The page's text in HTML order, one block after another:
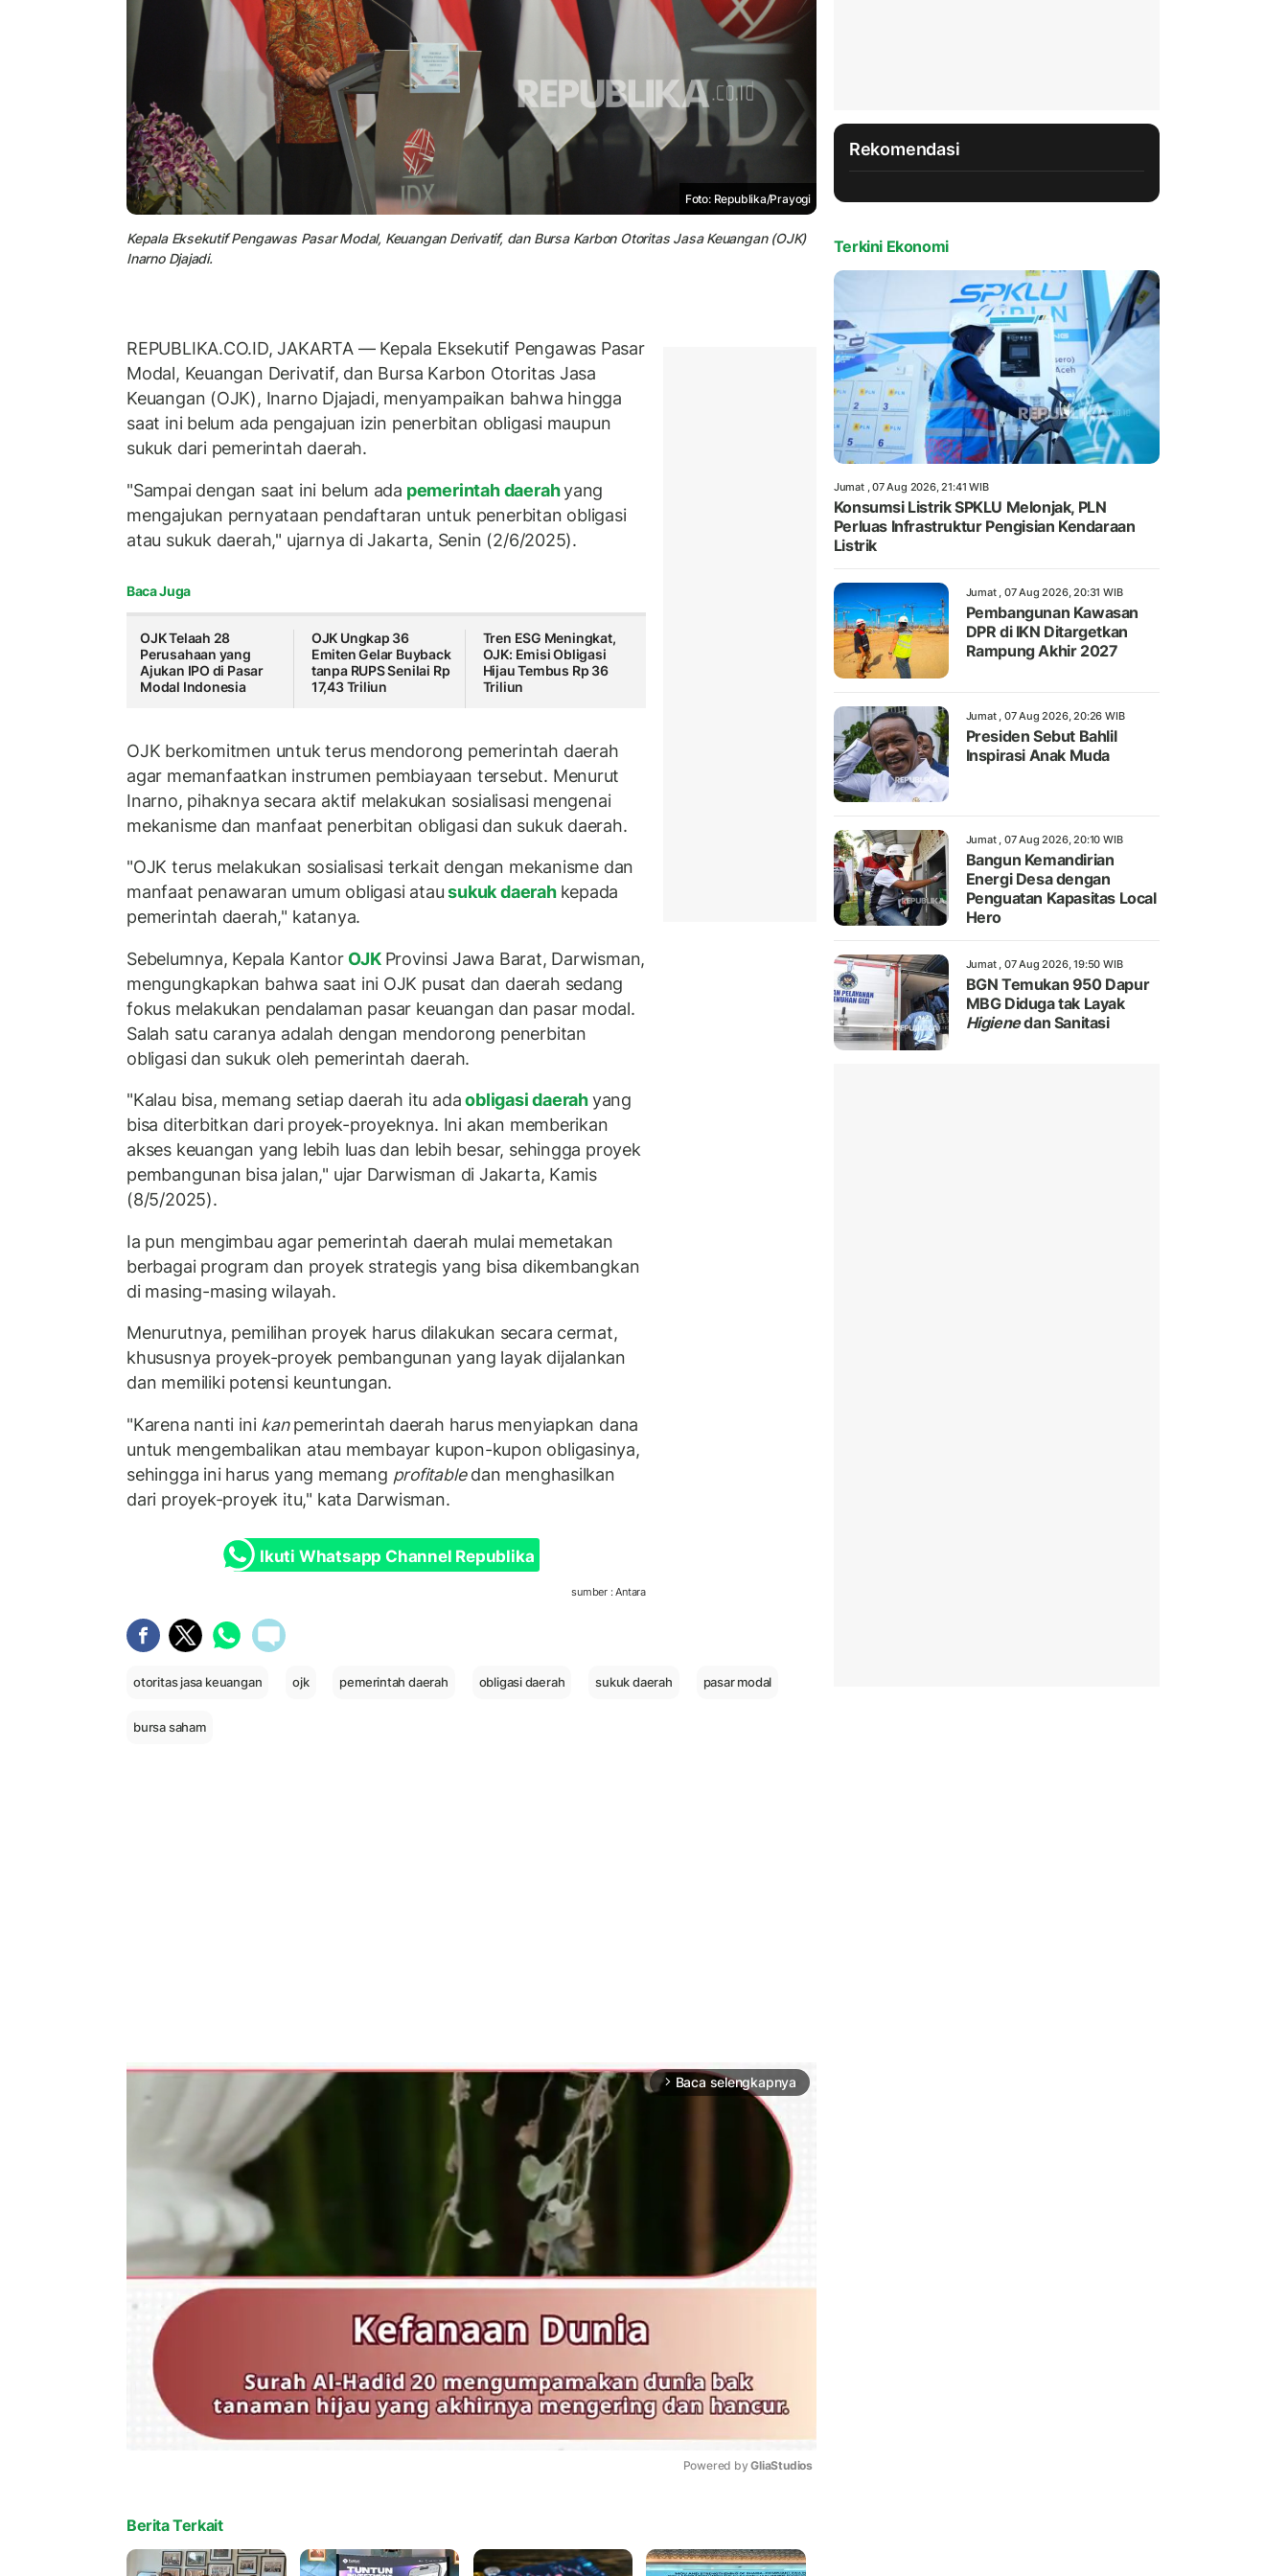
Foto: Republika/Prayogi
Kepala Eksekutif Pengawas Pasar Modal, Keuangan Derivatif, dan Bursa Karbon Otoritas Jasa Keuangan (OJK)
Inarno Djajadi.
REPUBLIKA.CO.ID, JAKARTA — Kepala Eksekutif Pengawas Pasar
Modal, Keuangan Derivatif, dan Bursa Karbon Otoritas Jasa
Keuangan (OJK), Inarno Djajadi, menyampaikan bahwa hingga
saat ini belum ada pengajuan izin penerbitan obligasi maupun
sukuk dari pemerintah daerah.
"Sampai dengan saat ini belum ada pemerintah daerahyang
mengajukan pernyataan pendaftaran untuk penerbitan obligasi
atau sukuk daerah," ujarnya di Jakarta, Senin (2/6/2025).
Baca Juga
OJK Telaah 28
Perusahaan yang
Ajukan IPO di Pasar
Modal Indonesia
OJK Ungkap 36
Emiten Gelar Buyback
tanpa RUPS Senilai Rp
17,43 Triliun
Tren ESG Meningkat,
OJK: Emisi Obligasi
Hijau Tembus Rp 36
Triliun
OJK berkomitmen untuk terus mendorong pemerintah daerah
agar memanfaatkan instrumen pembiayaan tersebut. Menurut
Inarno, pihaknya secara aktif melakukan sosialisasi mengenai
mekanisme dan manfaat penerbitan obligasi dan sukuk daerah.
"OJK terus melakukan sosialisasi terkait dengan mekanisme dan
manfaat penawaran umum obligasi atausukuk daerah kepada
pemerintah daerah," katanya.
Sebelumnya, Kepala KantorOJK Provinsi Jawa Barat, Darwisman,
mengungkapkan bahwa saat ini OJK pusat dan daerah sedang
fokus melakukan pendalaman pasar keuangan dan pasar modal.
Salah satu caranya adalah dengan mendorong penerbitan
obligasi dan sukuk oleh pemerintah daerah.
"Kalau bisa, memang setiap daerah itu adaobligasi daerahyang
bisa diterbitkan dari proyek-proyeknya. Ini akan memberikan
akses keuangan yang lebih luas dan lebih besar, sehingga proyek
pembangunan bisa jalan," ujar Darwisman di Jakarta, Kamis
(8/5/2025).
Ia pun mengimbau agar pemerintah daerah mulai memetakan
berbagai program dan proyek strategis yang bisa dikembangkan
di masing-masing wilayah.
Menurutnya, pemilihan proyek harus dilakukan secara cermat,
khususnya proyek-proyek pembangunan yang layak dijalankan
dan memiliki potensi keuntungan.
"Karena nanti ini kanpemerintah daerah harus menyiapkan dana
untuk mengembalikan atau membayar kupon-kupon obligasinya,
sehingga ini harus yang memang profitabledan menghasilkan
dari proyek-proyek itu," kata Darwisman.
Ikuti Whatsapp Channel Republika
sumber : Antara
otoritas jasa keuangan ojk pemerintah daerah obligasi daerah sukuk daerah pasar modal
bursa saham
arrow_forward_ios Baca selengkapnya
Powered by GliaStudios
Berita Terkait
Rekomendasi
Terkini Ekonomi
Jumat , 07 Aug 2026, 21:41 WIB
Konsumsi Listrik SPKLU Melonjak, PLN
Perluas Infrastruktur Pengisian Kendaraan
Listrik
Jumat , 07 Aug 2026, 20:31 WIB
Pembangunan Kawasan
DPR di IKN Ditargetkan
Rampung Akhir 2027
Jumat , 07 Aug 2026, 20:26 WIB
Presiden Sebut Bahlil
Inspirasi Anak Muda
Jumat , 07 Aug 2026, 20:10 WIB
Bangun Kemandirian
Energi Desa dengan
Penguatan Kapasitas Local
Hero
Jumat , 07 Aug 2026, 19:50 WIB
BGN Temukan 950 Dapur
MBG Diduga tak Layak
Higienedan Sanitasi